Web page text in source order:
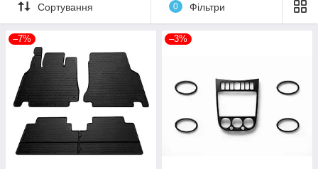
Сортування 0 Фільтри
–7% –3%